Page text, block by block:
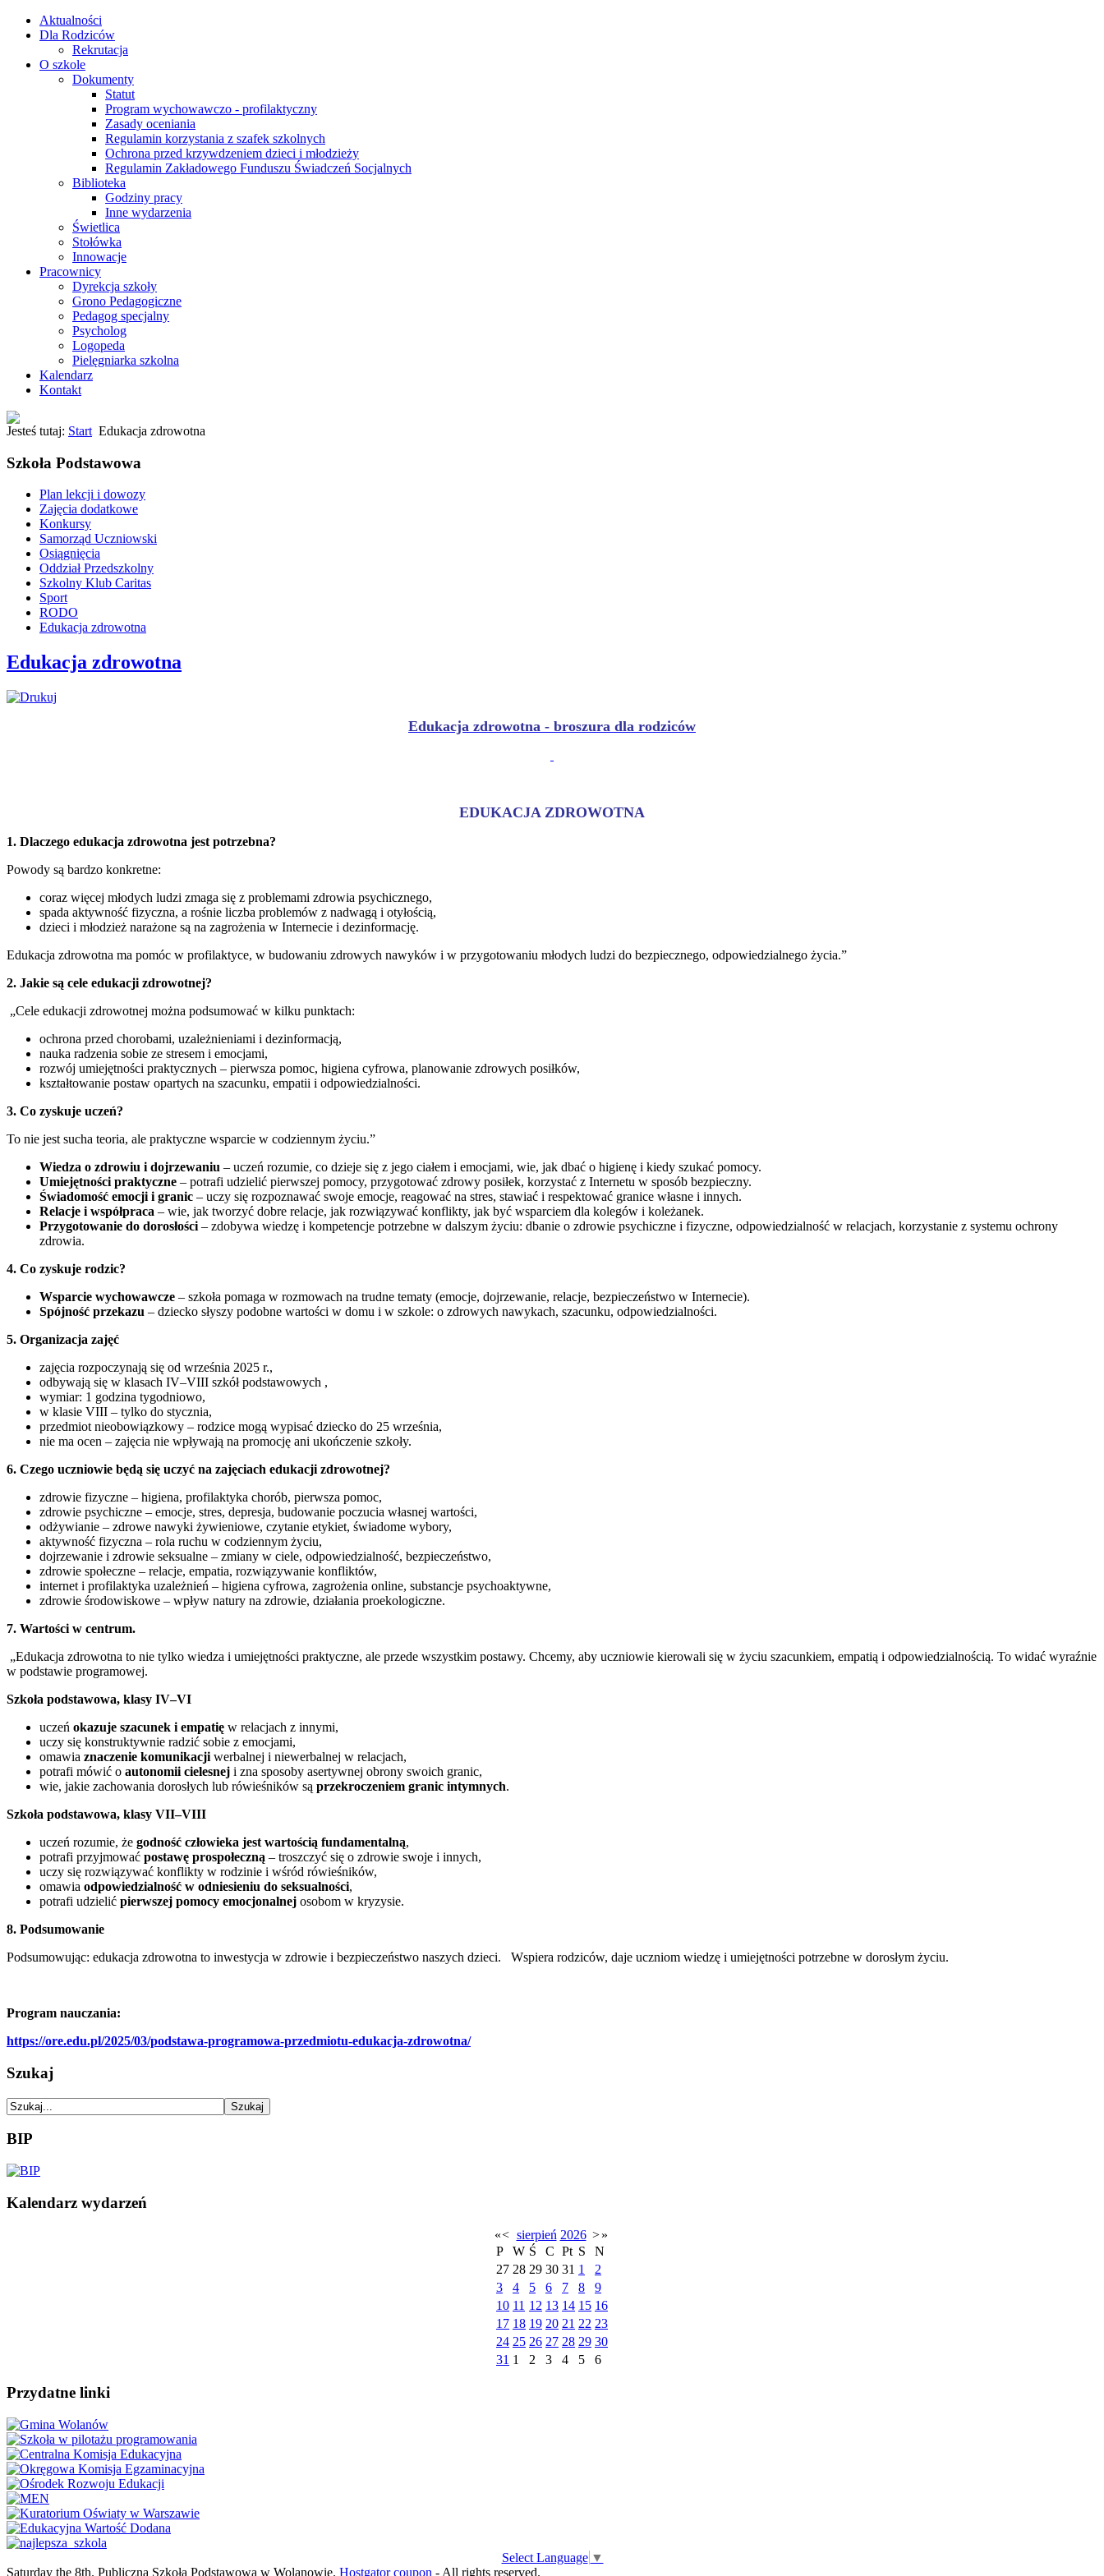
Aktualności
Dla Rodziców
Rekrutacja
O szkole
Dokumenty
Statut
Program wychowawczo - profilaktyczny
Zasady oceniania
Regulamin korzystania z szafek szkolnych
Ochrona przed krzywdzeniem dzieci i młodzieży
Regulamin Zakładowego Funduszu Świadczeń Socjalnych
Biblioteka
Godziny pracy
Inne wydarzenia
Świetlica
Stołówka
Innowacje
Pracownicy
Dyrekcja szkoły
Grono Pedagogiczne
Pedagog specjalny
Psycholog
Logopeda
Pielęgniarka szkolna
Kalendarz
Kontakt
Jesteś tutaj: Start Edukacja zdrowotna
Szkoła Podstawowa
Plan lekcji i dowozy
Zajęcia dodatkowe
Konkursy
Samorząd Uczniowski
Osiągnięcia
Oddział Przedszkolny
Szkolny Klub Caritas
Sport
RODO
Edukacja zdrowotna
Edukacja zdrowotna
Edukacja zdrowotna - broszura dla rodziców
EDUKACJA ZDROWOTNA
1. Dlaczego edukacja zdrowotna jest potrzebna?
Powody są bardzo konkretne:
coraz więcej młodych ludzi zmaga się z problemami zdrowia psychicznego,
spada aktywność fizyczna, a rośnie liczba problemów z nadwagą i otyłością,
dzieci i młodzież narażone są na zagrożenia w Internecie i dezinformację.
Edukacja zdrowotna ma pomóc w profilaktyce, w budowaniu zdrowych nawyków i w przygotowaniu młodych ludzi do bezpiecznego, odpowiedzialnego życia.”
2. Jakie są cele edukacji zdrowotnej?
„Cele edukacji zdrowotnej można podsumować w kilku punktach:
ochrona przed chorobami, uzależnieniami i dezinformacją,
nauka radzenia sobie ze stresem i emocjami,
rozwój umiejętności praktycznych – pierwsza pomoc, higiena cyfrowa, planowanie zdrowych posiłków,
kształtowanie postaw opartych na szacunku, empatii i odpowiedzialności.
3. Co zyskuje uczeń?
To nie jest sucha teoria, ale praktyczne wsparcie w codziennym życiu.”
Wiedza o zdrowiu i dojrzewaniu – uczeń rozumie, co dzieje się z jego ciałem i emocjami, wie, jak dbać o higienę i kiedy szukać pomocy.
Umiejętności praktyczne – potrafi udzielić pierwszej pomocy, przygotować zdrowy posiłek, korzystać z Internetu w sposób bezpieczny.
Świadomość emocji i granic – uczy się rozpoznawać swoje emocje, reagować na stres, stawiać i respektować granice własne i innych.
Relacje i współpraca – wie, jak tworzyć dobre relacje, jak rozwiązywać konflikty, jak być wsparciem dla kolegów i koleżanek.
Przygotowanie do dorosłości – zdobywa wiedzę i kompetencje potrzebne w dalszym życiu: dbanie o zdrowie psychiczne i fizyczne, odpowiedzialność w relacjach, korzystanie z systemu ochrony
zdrowia.
4. Co zyskuje rodzic?
Wsparcie wychowawcze – szkoła pomaga w rozmowach na trudne tematy (emocje, dojrzewanie, relacje, bezpieczeństwo w Internecie).
Spójność przekazu – dziecko słyszy podobne wartości w domu i w szkole: o zdrowych nawykach, szacunku, odpowiedzialności.
5. Organizacja zajęć
zajęcia rozpoczynają się od września 2025 r.,
odbywają się w klasach IV–VIII szkół podstawowych ,
wymiar: 1 godzina tygodniowo,
w klasie VIII – tylko do stycznia,
przedmiot nieobowiązkowy – rodzice mogą wypisać dziecko do 25 września,
nie ma ocen – zajęcia nie wpływają na promocję ani ukończenie szkoły.
6. Czego uczniowie będą się uczyć na zajęciach edukacji zdrowotnej?
zdrowie fizyczne – higiena, profilaktyka chorób, pierwsza pomoc,
zdrowie psychiczne – emocje, stres, depresja, budowanie poczucia własnej wartości,
odżywianie – zdrowe nawyki żywieniowe, czytanie etykiet, świadome wybory,
aktywność fizyczna – rola ruchu w codziennym życiu,
dojrzewanie i zdrowie seksualne – zmiany w ciele, odpowiedzialność, bezpieczeństwo,
zdrowie społeczne – relacje, empatia, rozwiązywanie konfliktów,
internet i profilaktyka uzależnień – higiena cyfrowa, zagrożenia online, substancje psychoaktywne,
zdrowie środowiskowe – wpływ natury na zdrowie, działania proekologiczne.
7. Wartości w centrum.
„Edukacja zdrowotna to nie tylko wiedza i umiejętności praktyczne, ale przede wszystkim postawy. Chcemy, aby uczniowie kierowali się w życiu szacunkiem, empatią i odpowiedzialnością. To widać wyraźnie
w podstawie programowej.
Szkoła podstawowa, klasy IV–VI
uczeń okazuje szacunek i empatię w relacjach z innymi,
uczy się konstruktywnie radzić sobie z emocjami,
omawia znaczenie komunikacji werbalnej i niewerbalnej w relacjach,
potrafi mówić o autonomii cielesnej i zna sposoby asertywnej obrony swoich granic,
wie, jakie zachowania dorosłych lub rówieśników są przekroczeniem granic intymnych.
Szkoła podstawowa, klasy VII–VIII
uczeń rozumie, że godność człowieka jest wartością fundamentalną,
potrafi przyjmować postawę prospołeczną – troszczyć się o zdrowie swoje i innych,
uczy się rozwiązywać konflikty w rodzinie i wśród rówieśników,
omawia odpowiedzialność w odniesieniu do seksualności,
potrafi udzielić pierwszej pomocy emocjonalnej osobom w kryzysie.
8. Podsumowanie
Podsumowując: edukacja zdrowotna to inwestycja w zdrowie i bezpieczeństwo naszych dzieci. Wspiera rodziców, daje uczniom wiedzę i umiejętności potrzebne w dorosłym życiu.
Program nauczania:
https://ore.edu.pl/2025/03/podstawa-programowa-przedmiotu-edukacja-zdrowotna/
Szukaj
BIP
Kalendarz wydarzeń
«< sierpień 2026 >»
P
W Ś C Pt S
N
27 28 29 30 31 1
2
3
4 5 6 7 8
9
10 11 12 13 14 15 16
17 18 19 20 21 22 23
24 25 26 27 28 29 30
31 1 2 3 4 5 6
Przydatne linki
Select Language ▼
Saturday the 8th. Publiczna Szkoła Podstawowa w Wolanowie. Hostgator coupon - All rights reserved.